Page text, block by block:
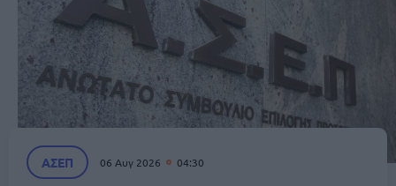
ΑΣΕΠ 06 Αυγ 2026 04:30